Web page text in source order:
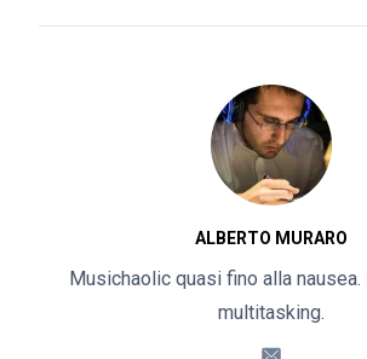
ALBERTO MURARO
Musichaolic quasi fino alla
multitasking.